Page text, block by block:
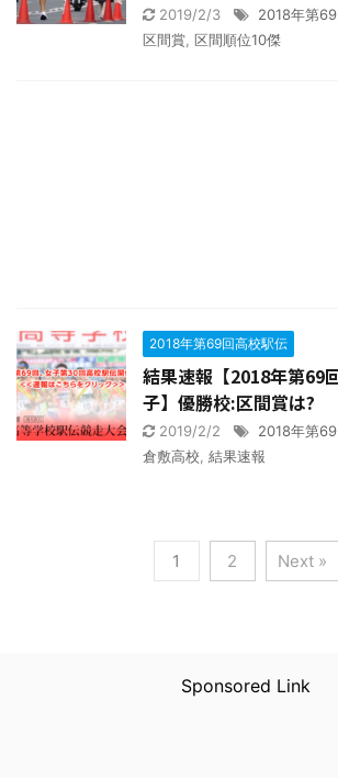
2019/2/3 2018年第
区間賞 区間順位10傑
2018年第69回高校駅伝
結果速報【2018年第69
子】優勝校:区間賞は?
2019/2/2 2018年第
倉敷高校 結果速報
1 2 Next »
Sponsored Link